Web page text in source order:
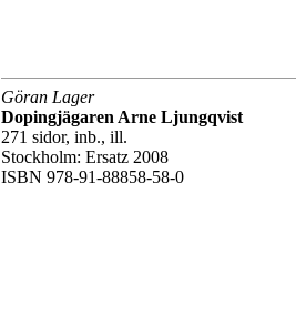
Göran Lager
Dopingjägaren Arne Ljungqvist
271 sidor, inb., ill.
Stockholm: Ersatz 2008
ISBN 978-91-88858-58-0